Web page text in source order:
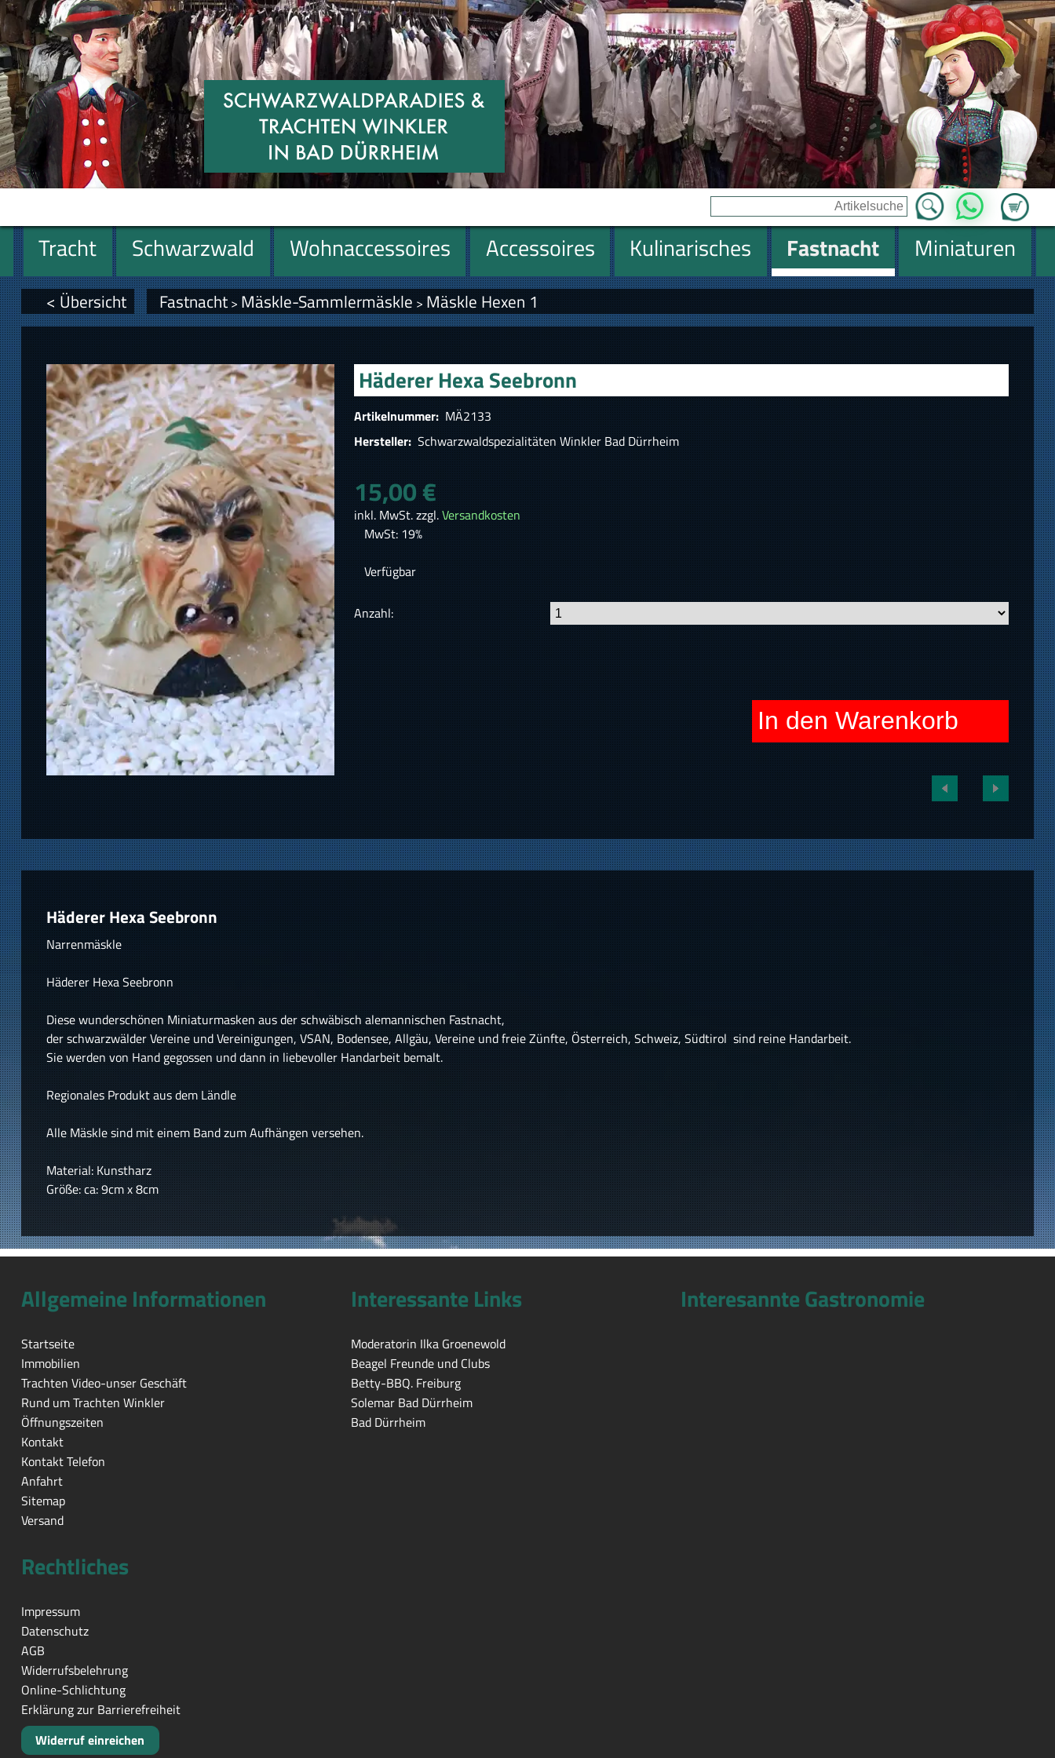
Zum
WhatsApp
Tracht Schwarzwald Wohnaccessoires Accessoires Kulinarisches Fastnacht
Miniaturen
Geschenke
< Übersicht Fastnacht> Mäskle-Sammlermäskle > Mäskle Hexen 1
Häderer Hexa Seebronn
Artikelnummer: MÄ2133
Hersteller: Schwarzwaldspezialitäten Winkler Bad Dürrheim
15,00 €
inkl. MwSt. zzgl.Versandkosten
MwSt: 19%
Verfügbar
Anzahl:
In den Warenkorb
Häderer Hexa Seebronn
Narrenmäskle
Häderer Hexa Seebronn
Diese wunderschönen Miniaturmasken aus der schwäbisch alemannischen Fastnacht,
der schwarzwälder Vereine und Vereinigungen, VSAN, Bodensee, Allgäu, Vereine und freie Zünfte, Österreich, Schweiz, Südtirol sind reine Handarbeit.
Sie werden von Hand gegossen und dann in liebevoller Handarbeit bemalt.
Regionales Produkt aus dem Ländle
Alle Mäskle sind mit einem Band zum Aufhängen versehen.
Material: Kunstharz
Größe: ca: 9cm x 8cm
Allgemeine Informationen
Startseite
Immobilien
Trachten Video-unser Geschäft
Rund um Trachten Winkler
Öffnungszeiten
Kontakt
Kontakt Telefon
Anfahrt
Sitemap
Versand
Interessante Links
Moderatorin Ilka Groenewold
Beagel Freunde und Clubs
Betty-BBQ. Freiburg
Solemar Bad Dürrheim
Bad Dürrheim
Interesannte Gastronomie
Rechtliches
Impressum
Datenschutz
AGB
Widerrufsbelehrung
Online-Schlichtung
Erklärung zur Barrierefreiheit
Widerruf einreichen